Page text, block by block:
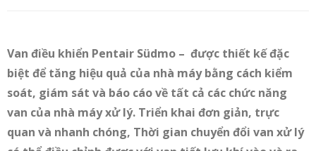
Van điều khiển Pentair Südmo – được thiết kế đặc
biệt để tăng hiệu quả của nhà máy bằng cách kiểm
soát, giám sát và báo cáo về tất cả các chức năng
van của nhà máy xử lý. Triển khai đơn giản, trực
quan và nhanh chóng, Thời gian chuyển đổi van xử lý